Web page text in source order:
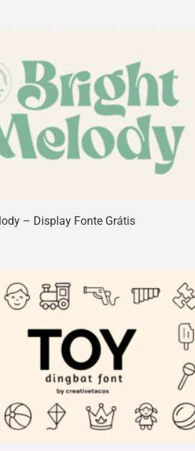
– Display Fonte Grátis